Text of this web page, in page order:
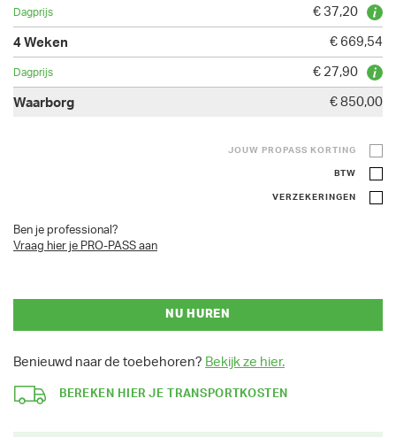
€ 37,20
€ 669,54
€ 27,90
€ 850,00
JOUW PROPASS KORTING
BTW
VERZEKERINGEN
Ben je professional?
Vraag hier je PRO-PASS aan
NU HUREN
Benieuwd naar de toebehoren? Bekijk ze hier.
BEREKEN HIER JE TRANSPORTKOSTEN